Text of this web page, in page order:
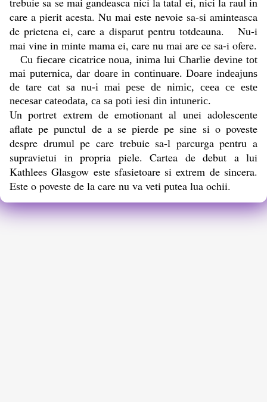
care a pierit acesta. Nu mai este nevoie sa-si aminteasca
de prietena ei, care a disparut pentru totdeauna. Nu-i
mai vine in minte mama ei, care nu mai are ce sa-i ofere.
Cu fiecare cicatrice noua, inima lui Charlie devine tot
mai puternica, dar doare in continuare. Doare indeajuns
de tare cat sa nu-i mai pese de nimic, ceea ce este
necesar cateodata, ca sa poti iesi din intuneric.
Un portret extrem de emotionant al unei adolescente
aflate pe punctul de a se pierde pe sine si o poveste
despre drumul pe care trebuie sa-l parcurga pentru a
supravietui in propria piele. Cartea de debut a lui
Kathlees Glasgow este sfasietoare si extrem de sincera.
Este o poveste de la care nu va veti putea lua ochii.